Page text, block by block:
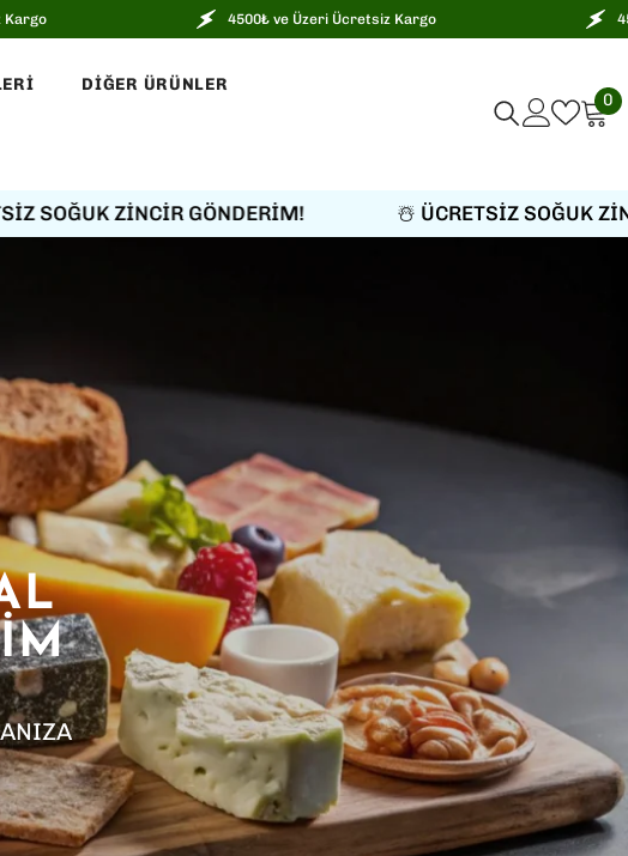
4500₺ ve Üzeri Ücretsiz Kargo 4500₺ ve Üzeri
DIĞER ÜRÜNLER
0 0
GÖNDERİM! ☃️ ÜCRETSİZ SOĞUK ZİNCİR